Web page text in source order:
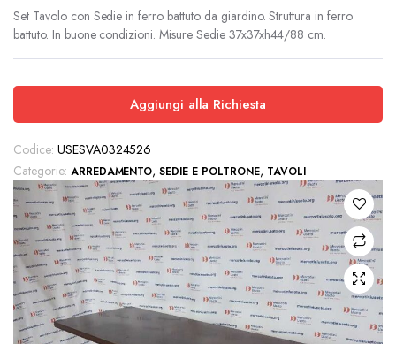
Set Tavolo con Sedie in ferro battuto da giardino. Struttura in ferro
battuto. In buone condizioni. Misure Sedie 37x37xh44/88 cm.
Aggiungi alla Richiesta
Codice: USESVA0324526
Categorie: ARREDAMENTO,SEDIE E POLTRONE, TAVOLI